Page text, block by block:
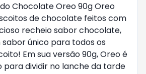
Chocolate Oreo 90g Oreo
de chocolate feitos com
recheio sabor chocolate,
único para todos os
Em sua versão 90g, Oreo é
para dividir no lanche da tarde